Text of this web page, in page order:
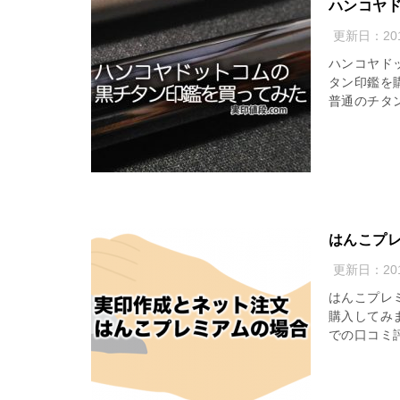
ハンコヤ
更新日：
ハンコヤド
タン印鑑を
普通のチタ
はんこプ
更新日：
はんこプレ
購入してみ
での口コミ